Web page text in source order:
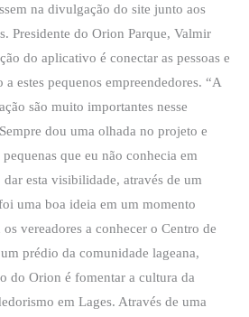
na divulgação do site junto aos
Presidente do Orion Parque, Valmir
do aplicativo é conectar as pessoas e
a estes pequenos empreendedores. “A
são muito importantes nesse
dou uma olhada no projeto e
que eu não conhecia em
esta visibilidade, através de um
uma boa ideia em um momento
vereadores a conhecer o Centro de
prédio da comunidade lageana,
do Orion é fomentar a cultura da
em Lages. Através de uma